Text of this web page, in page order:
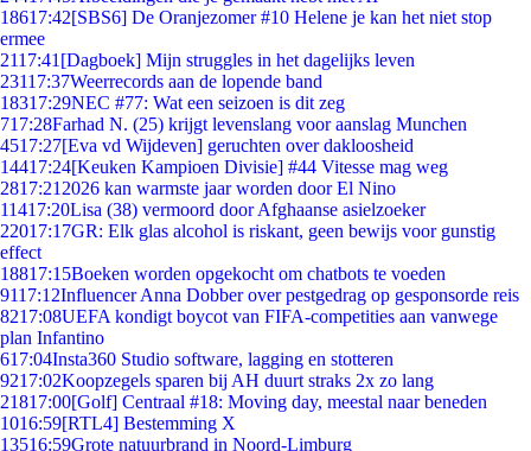
18617:42[SBS6] De Oranjezomer #10 Helene je kan het niet stop
ermee
2117:41 [Dagboek] Mijn struggles in het dagelijks leven
23117:37Weerrecords aan de lopende band
18317:29NEC #77: Wat een seizoen is dit zeg
717:28Farhad N. (25) krijgt levenslang voor aanslag Munchen
4517:27[Eva vd Wijdeven] geruchten over dakloosheid
14417:24[Keuken Kampioen Divisie] #44 Vitesse mag weg
2817:21 2026 kan warmste jaar worden door El Nino
11417:20Lisa (38) vermoord door Afghaanse asielzoeker
22017:17GR: Elk glas alcohol is riskant, geen bewijs voor gunstig
effect
18817:15Boeken worden opgekocht om chatbots te voeden
9117:12Influencer Anna Dobber over pestgedrag op gesponsorde reis
8217:08UEFA kondigt boycot van FIFA-competities aan vanwege
plan Infantino
617:04Insta360 Studio software, lagging en stotteren
9217:02Koopzegels sparen bij AH duurt straks 2x zo lang
21817:00[Golf] Centraal #18: Moving day, meestal naar beneden
1016:59[RTL4] Bestemming X
13516:59Grote natuurbrand in Noord-Limburg